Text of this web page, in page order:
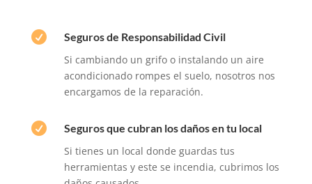

Seguros de Responsabilidad Civil
Si cambiando un grifo o instalando un aire
acondicionado rompes el suelo, nosotros nos
encargamos de la reparación.

Seguros que cubran los daños en tu local
Si tienes un local donde guardas tus
herramientas y este se incendia, cubrimos los